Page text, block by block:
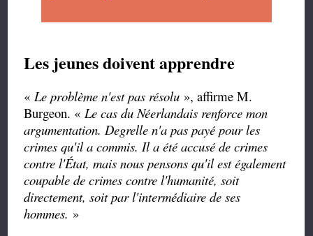
Les jeunes doivent apprendre
«Le problème n'est pas résolu », affirme M.
Burgeon. «Le cas du Néerlandais renforce mon
argumentation. Degrelle n'a pas payé pour les
crimes qu'il a commis. Il a été accusé de crimes
contre l'État, mais nous pensons qu'il est également
coupable de crimes contre l'humanité, soit
directement, soit par l'intermédiaire de ses
hommes. »